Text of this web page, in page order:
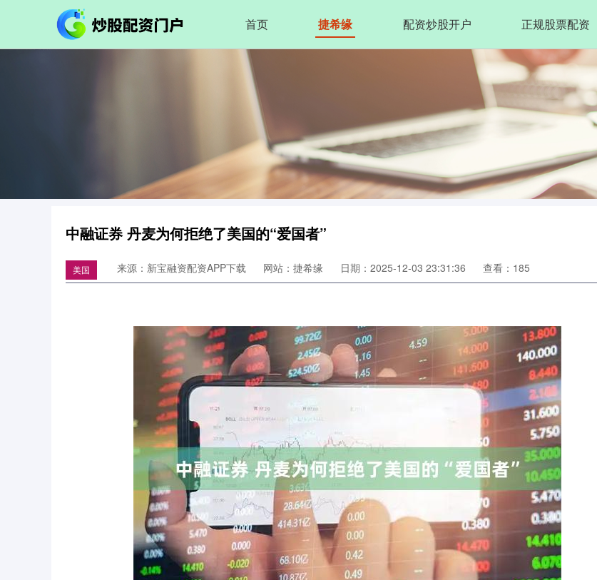
首页 捷希缘 配资炒股开户 正规股票配资
中融证券 丹麦为何拒绝了美国的“爱国者”
美国 来源：新宝融资配资APP下载 网站：捷希缘 日期：2025-12-03 23:31:36 查看：185